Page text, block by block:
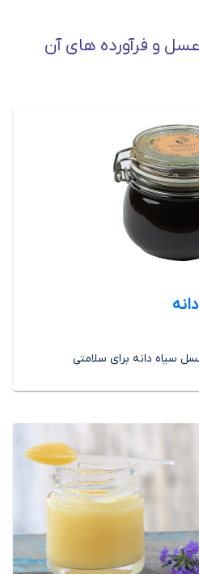
عسل و فرآورده های آن
سیاه دانه برای سلامتی